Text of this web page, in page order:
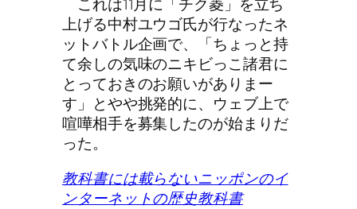
これは11月に「チク菱」を立ち
上げる中村ユウゴ氏が行なったネ
ットバトル企画で、「ちょっと持
て余しの気味のニキビっこ諸君に
とっておきのお願いがありまー
す」とやや挑発的に、ウェブ上で
喧嘩相手を募集したのが始まりだ
った。
教科書には載らないニッポンのイ
ンターネットの歴史教科書